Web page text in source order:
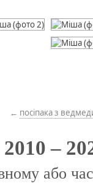
← посіпака з
–
або